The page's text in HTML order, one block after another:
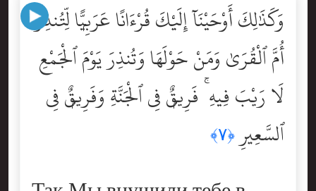
وَكَذَٰلِكَ أَوْحَيْنَآ إِلَيْكَ قُرْءَانًا عَرَبِيًّۭا لِّتُنذِرَ
أُمَّ ٱلْقُرَىٰ وَمَنْ حَوْلَهَا وَتُنذِرَ يَوْمَ ٱلْجَمْعِ
لَا رَيْبَ فِيهِ ۚ فَرِيقٌۭ فِى ٱلْجَنَّةِ وَفَرِيقٌۭ فِى
ٱلسَّعِيرِ﴿٧﴾